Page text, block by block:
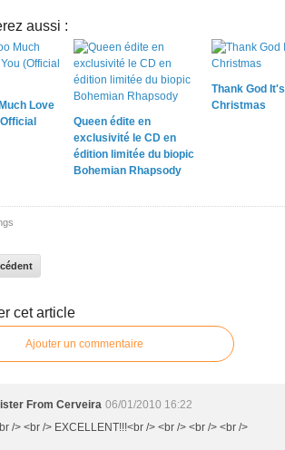
aussi :
Love
Queen édite en
exclusivité le CD en
édition limitée du biopic
Bohemian Rhapsody
Thank God It's
Christmas
cet article
Ajouter un commentaire
From Cerveira 06/01/2010 16:22
/> <br /> EXCELLENT!!!<br /> <br /> <br /> <br />